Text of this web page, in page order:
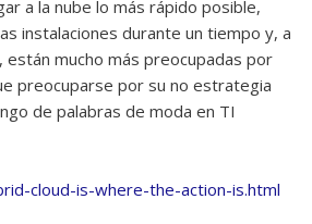
a la nube lo más rápido posible,
instalaciones durante un tiempo y, a
mucho más preocupadas por
preocuparse por su no estrategia
de palabras de moda en TI
cloud-is-where-the-action-is.html